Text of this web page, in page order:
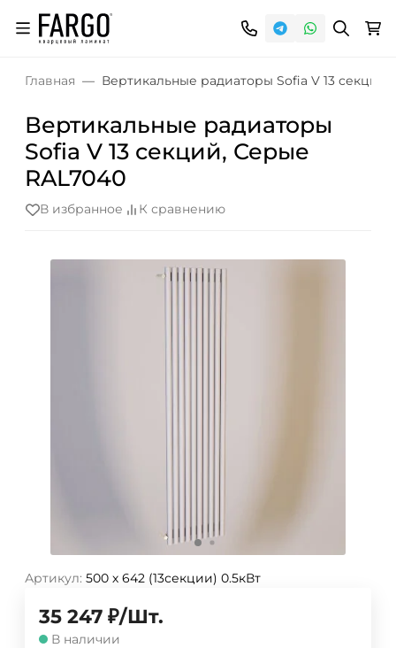
Главная Вертикальные радиаторы Sofia V 13 секций,
Вертикальные радиаторы
Sofia V 13 секций, Серые
RAL7040
В избранное К сравнению
Артикул: 500 х 642 (13секции) 0.5кВт
35 247 ₽/Шт.
В наличии